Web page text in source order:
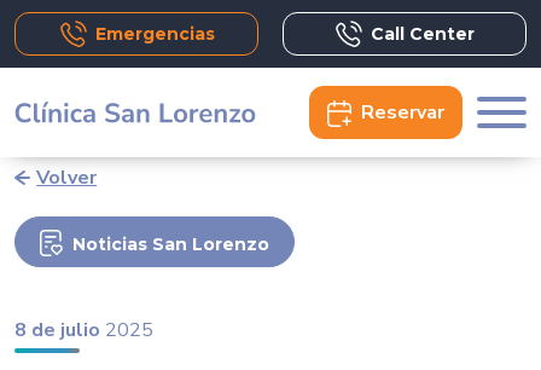
Emergencias Call Center
Reservar
Volver
Noticias San Lorenzo
8 de julio 2025